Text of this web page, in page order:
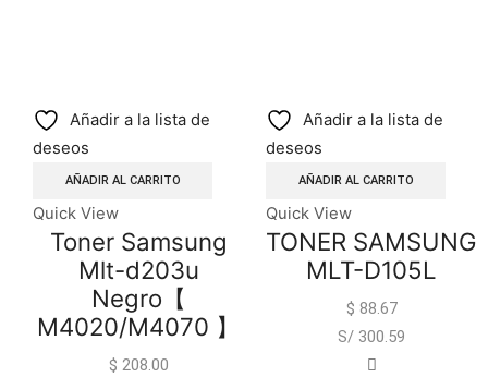
Añadir a la lista de
deseos
AÑADIR AL CARRITO
Quick View
Toner Samsung
Mlt-d203u
Negro【
M4020/M4070 】
$ 208.00
Añadir a la lista de
deseos
AÑADIR AL CARRITO
Quick View
TONER SAMSUNG
MLT-D105L
$ 88.67
S/ 300.59